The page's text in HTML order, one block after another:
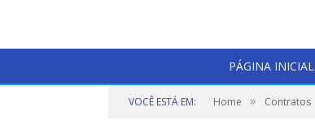
PÁGINA INICIAL
VOCÊ ESTÁ EM: Home » Contratos